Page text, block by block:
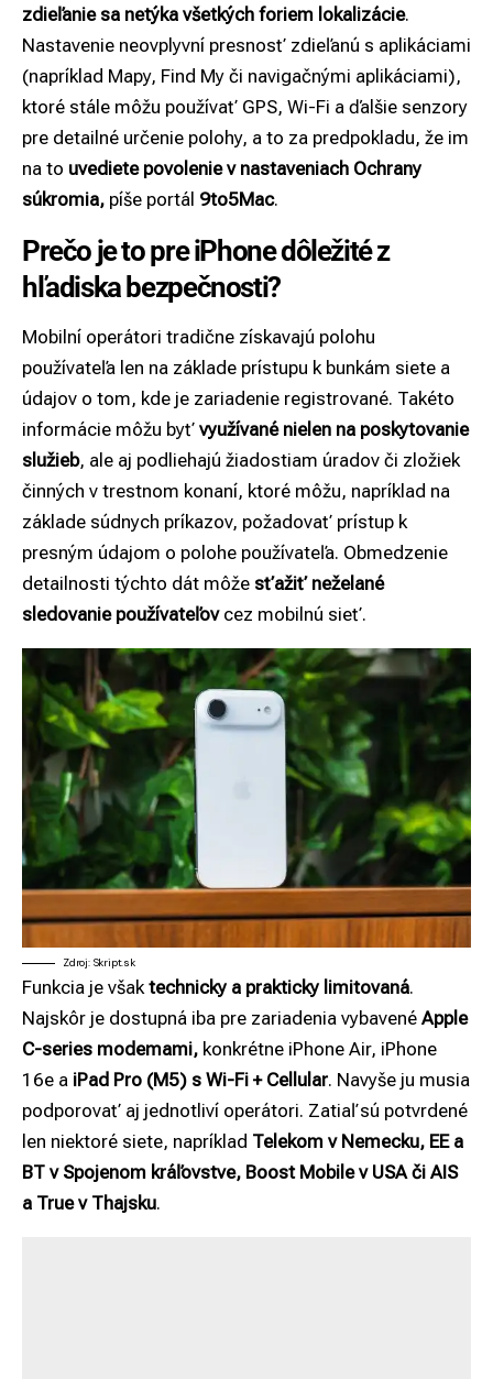
zdieľanie sa netýka všetkých foriem lokalizácie.
Nastavenie neovplyvní presnosť zdieľanú s aplikáciami
(napríklad Mapy, Find My či navigačnými aplikáciami),
ktoré stále môžu používať GPS, Wi-Fi a ďalšie senzory
pre detailné určenie polohy, a to za predpokladu, že im
na to uvediete povolenie v nastaveniach Ochrany
súkromia, píše portál 9to5Mac.
Prečo je to pre iPhone dôležité z
hľadiska bezpečnosti?
Mobilní operátori tradične získavajú polohu
používateľa len na základe prístupu k bunkám siete a
údajov o tom, kde je zariadenie registrované. Takéto
informácie môžu byť využívané nielen na poskytovanie
služieb, ale aj podliehajú žiadostiam úradov či zložiek
činných v trestnom konaní, ktoré môžu, napríklad na
základe súdnych príkazov, požadovať prístup k
presným údajom o polohe používateľa. Obmedzenie
detailnosti týchto dát môže sťažiť neželané
sledovanie používateľovcez mobilnú sieť.
Zdroj: Skript.sk
Funkcia je však technicky a prakticky limitovaná.
Najskôr je dostupná iba pre zariadenia vybavené Apple
C-series modemami, konkrétne iPhone Air, iPhone
16e a iPad Pro (M5) s Wi-Fi + Cellular. Navyše ju musia
podporovať aj jednotliví operátori. Zatiaľ sú potvrdené
len niektoré siete, napríklad Telekom v Nemecku, EE a
BT v Spojenom kráľovstve, Boost Mobile v USA či AIS
a True v Thajsku.